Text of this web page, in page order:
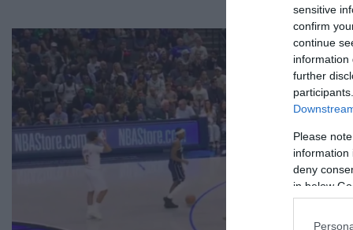
sensitive
confirm
continue
information
further
Please
information
deny
in below